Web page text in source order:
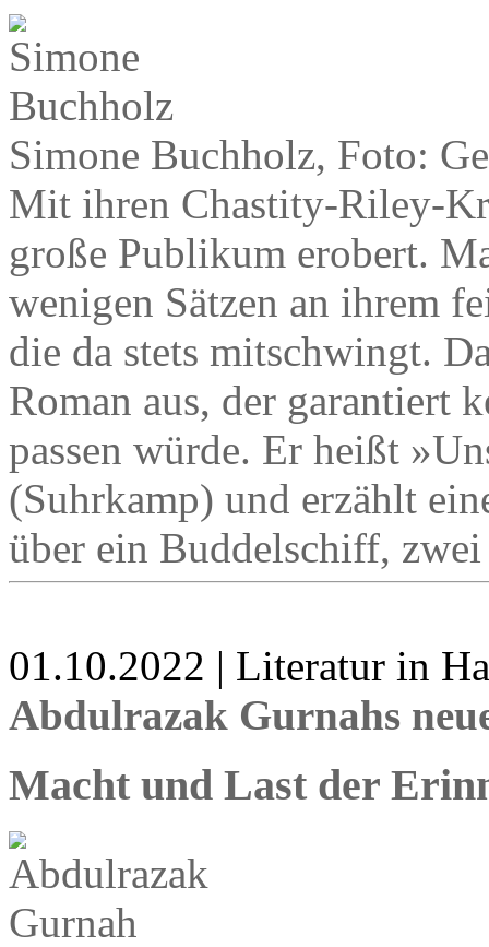
Simone Buchholz, Foto:
Mit ihren Chastity-Riley-
große Publikum erobert.
wenigen Sätzen an ihrem
die da stets mitschwingt.
Roman aus, der
passen würde. Er heißt
(Suhrkamp) und erzählt
über ein Buddelschiff,
01.10.2022 | Literatur in
Abdulrazak Gurnahs
Macht und Last der